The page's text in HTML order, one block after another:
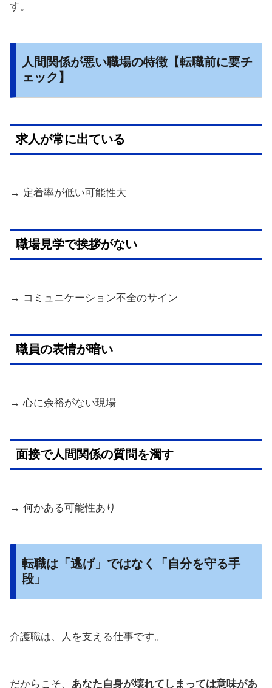
す。
人間関係が悪い職場の特徴【転職前に要チ
ェック】
求人が常に出ている
→ 定着率が低い可能性大
職場見学で挨拶がない
→ コミュニケーション不全のサイン
職員の表情が暗い
→ 心に余裕がない現場
面接で人間関係の質問を濁す
→ 何かある可能性あり
転職は「逃げ」ではなく「自分を守る手
段」
介護職は、人を支える仕事です。
だからこそ、 あなた自身が壊れてしまっては意味があ